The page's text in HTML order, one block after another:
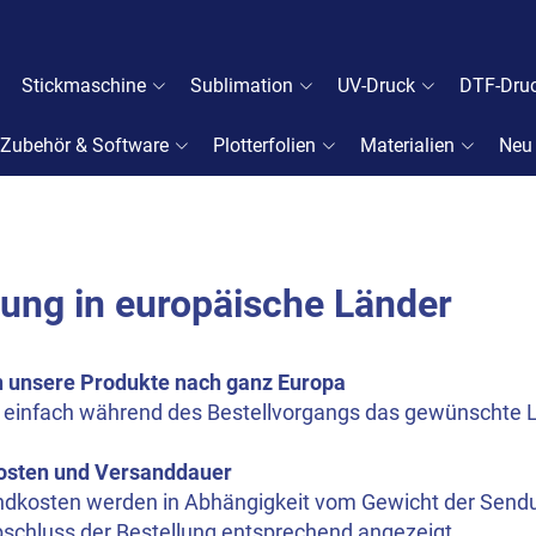
Stickmaschine Sublimation UV-Druck DTF-
Zubehör & Software Plotterfolien Materialien Neu
in europäische Länder
Produkte nach ganz Europa
einfach während des Bestellvorgangs das gewünschte
und Versanddauer
werden in Abhängigkeit vom Gewicht der